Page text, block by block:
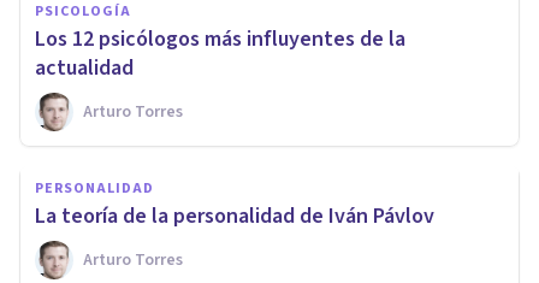
PSICOLOGÍA
​Los 12 psicólogos más influyentes de la
actualidad
Arturo Torres
PERSONALIDAD
La teoría de la personalidad de Iván Pávlov
Arturo Torres